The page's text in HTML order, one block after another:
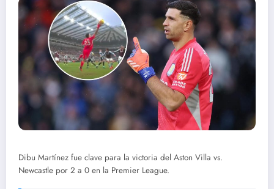
Dibu Martínez fue clave para la victoria del Aston Villa vs.
Newcastle por 2 a 0 en la Premier League.